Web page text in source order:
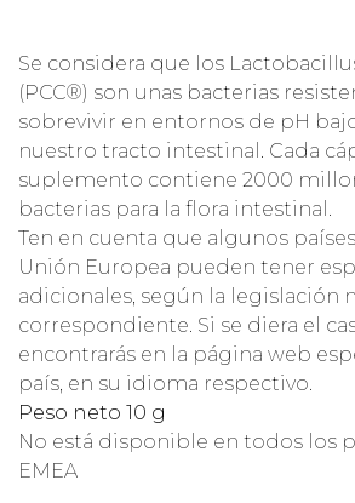
Se considera que los
(PCC®) son unas bacterias
sobrevivir en entornos de pH
nuestro tracto intestinal. Cada
suplemento contiene 2000
bacterias para la flora intestinal.
Ten en cuenta que algunos
Unión Europea pueden tener
adicionales, según la legislación
correspondiente. Si se diera el
encontrarás en la página web
país, en su idioma respectivo.
Peso neto 10 g
No está disponible en todos los
EMEA